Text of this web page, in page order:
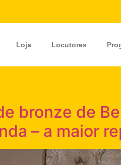
Loja Locutores
bronze de
– a maior